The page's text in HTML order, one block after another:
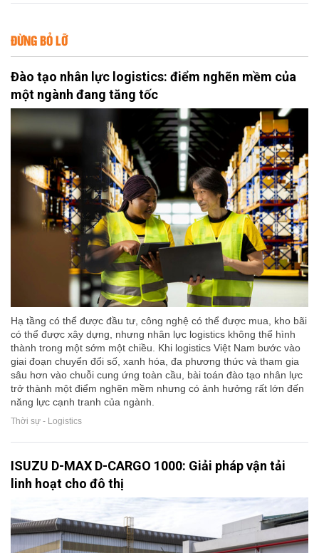
ĐỪNG BỎ LỠ
Đào tạo nhân lực logistics: điểm nghẽn mềm của
một ngành đang tăng tốc
Hạ tầng có thể được đầu tư, công nghệ có thể được mua, kho bãi
có thể được xây dựng, nhưng nhân lực logistics không thể hình
thành trong một sớm một chiều. Khi logistics Việt Nam bước vào
giai đoạn chuyển đổi số, xanh hóa, đa phương thức và tham gia
sâu hơn vào chuỗi cung ứng toàn cầu, bài toán đào tạo nhân lực
trở thành một điểm nghẽn mềm nhưng có ảnh hưởng rất lớn đến
năng lực cạnh tranh của ngành.
Thời sự - Logistics
ISUZU D-MAX D-CARGO 1000: Giải pháp vận tải
linh hoạt cho đô thị